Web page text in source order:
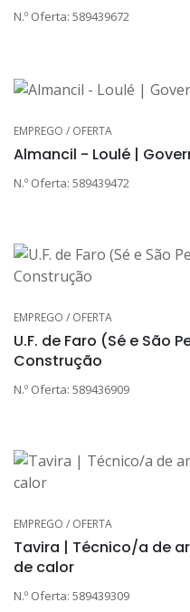
N.º Oferta: 589439672
EMPREGO / OFERTA
Almancil - Loulé |
N.º Oferta: 589439472
EMPREGO / OFERTA
U.F. de Faro (Sé e São
Construção
N.º Oferta: 589436909
EMPREGO / OFERTA
Tavira | Técnico/a de
de calor
N.º Oferta: 589439309